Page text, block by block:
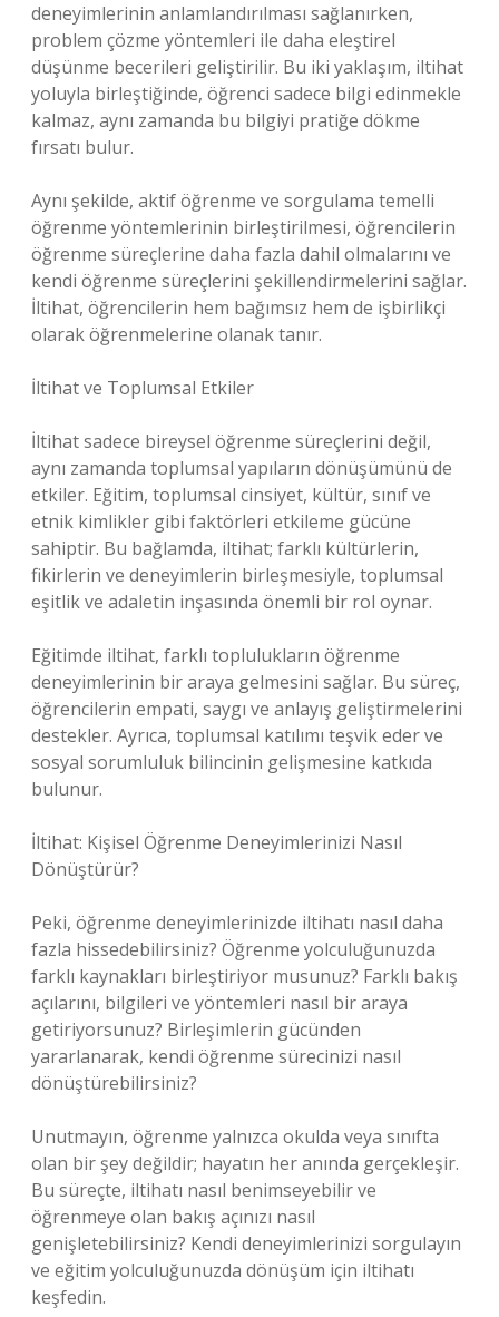
deneyimlerinin anlamlandırılması sağlanırken,
problem çözme yöntemleri ile daha eleştirel
düşünme becerileri geliştirilir. Bu iki yaklaşım, iltihat
yoluyla birleştiğinde, öğrenci sadece bilgi edinmekle
kalmaz, aynı zamanda bu bilgiyi pratiğe dökme
fırsatı bulur.
Aynı şekilde, aktif öğrenme ve sorgulama temelli
öğrenme yöntemlerinin birleştirilmesi, öğrencilerin
öğrenme süreçlerine daha fazla dahil olmalarını ve
kendi öğrenme süreçlerini şekillendirmelerini sağlar.
İltihat, öğrencilerin hem bağımsız hem de işbirlikçi
olarak öğrenmelerine olanak tanır.
İltihat ve Toplumsal Etkiler
İltihat sadece bireysel öğrenme süreçlerini değil,
aynı zamanda toplumsal yapıların dönüşümünü de
etkiler. Eğitim, toplumsal cinsiyet, kültür, sınıf ve
etnik kimlikler gibi faktörleri etkileme gücüne
sahiptir. Bu bağlamda, iltihat; farklı kültürlerin,
fikirlerin ve deneyimlerin birleşmesiyle, toplumsal
eşitlik ve adaletin inşasında önemli bir rol oynar.
Eğitimde iltihat, farklı toplulukların öğrenme
deneyimlerinin bir araya gelmesini sağlar. Bu süreç,
öğrencilerin empati, saygı ve anlayış geliştirmelerini
destekler. Ayrıca, toplumsal katılımı teşvik eder ve
sosyal sorumluluk bilincinin gelişmesine katkıda
bulunur.
İltihat: Kişisel Öğrenme Deneyimlerinizi Nasıl
Dönüştürür?
Peki, öğrenme deneyimlerinizde iltihatı nasıl daha
fazla hissedebilirsiniz? Öğrenme yolculuğunuzda
farklı kaynakları birleştiriyor musunuz? Farklı bakış
açılarını, bilgileri ve yöntemleri nasıl bir araya
getiriyorsunuz? Birleşimlerin gücünden
yararlanarak, kendi öğrenme sürecinizi nasıl
dönüştürebilirsiniz?
Unutmayın, öğrenme yalnızca okulda veya sınıfta
olan bir şey değildir; hayatın her anında gerçekleşir.
Bu süreçte, iltihatı nasıl benimseyebilir ve
öğrenmeye olan bakış açınızı nasıl
genişletebilirsiniz? Kendi deneyimlerinizi sorgulayın
ve eğitim yolculuğunuzda dönüşüm için iltihatı
keşfedin.